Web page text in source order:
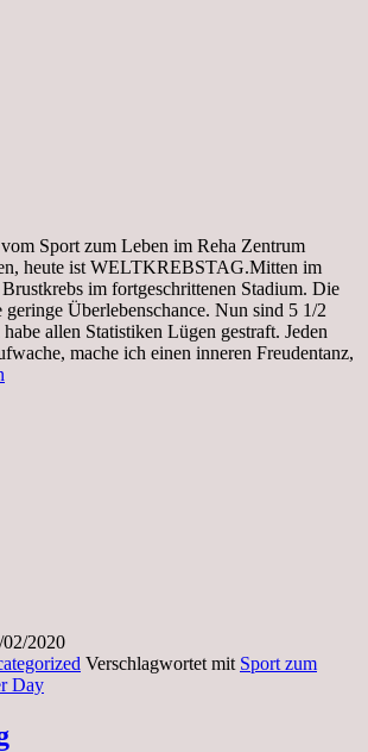
Sport zum Leben im Reha Zentrum
heute ist WELTKREBSTAG.Mitten im
im fortgeschrittenen Stadium. Die
Überlebenschance. Nun sind 5 1/2
allen Statistiken Lügen gestraft. Jeden
mache ich einen inneren Freudentanz,
02/2020
Verschlagwortet mit Sport zum
Day